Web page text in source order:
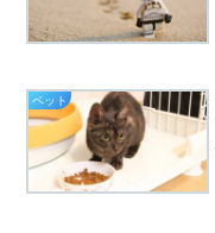
ペット